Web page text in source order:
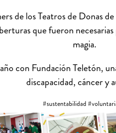
de los Teatros de Donas
que fueron
magia.
con Fundación Teletón,
discapacidad, cáncer y
#sustentabilidad